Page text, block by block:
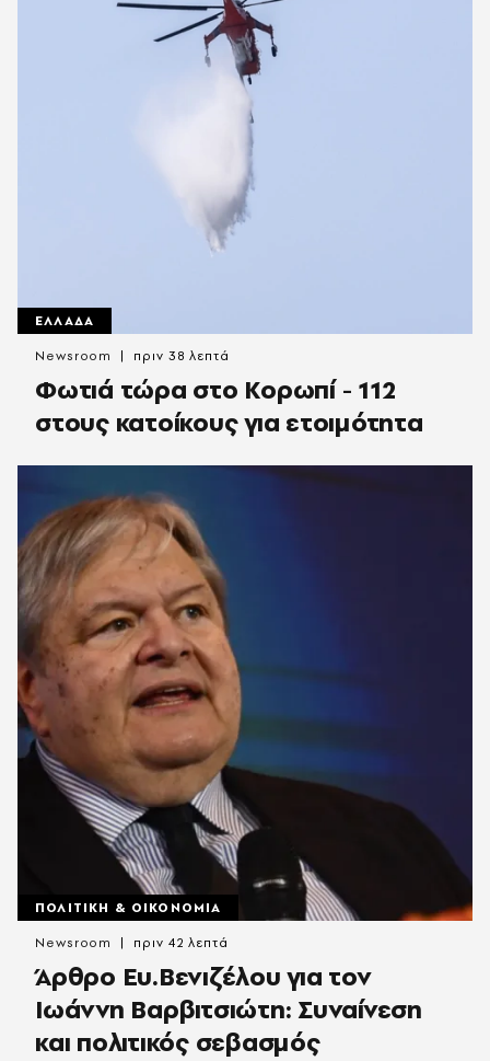
ΕΛΛΑΔΑ
Φωτιά τώρα στο Κορωπί - 112
στους κατοίκους για ετοιμότητα
Newsroom πριν 38 λεπτά
ΠΟΛΙΤΙΚΗ & ΟΙΚΟΝΟΜΙΑ
Άρθρο Ευ.Βενιζέλου για τον
Iωάννη Βαρβιτσιώτη: Συναίνεση
και πολιτικός σεβασμός
Newsroom πριν 42 λεπτά